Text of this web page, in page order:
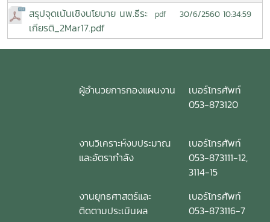
สรุปจุดเน้นเชิงนโยบาย นพ.ธีระ
เกียรติ_2Mar17.pdf
pdf 30/6/2560 10:34:59
ผู้อำนวยการกองแผนงาน
เบอร์โทรศัพท์
053-873120
งานวิเคราะห์งบประมาณ
และอัตรากำลัง
เบอร์โทรศัพท์
053-873111-12,
3114-15
งานยุทธศาสตร์และ
ติดตามประเมินผล
เบอร์โทรศัพท์
053-873116-7